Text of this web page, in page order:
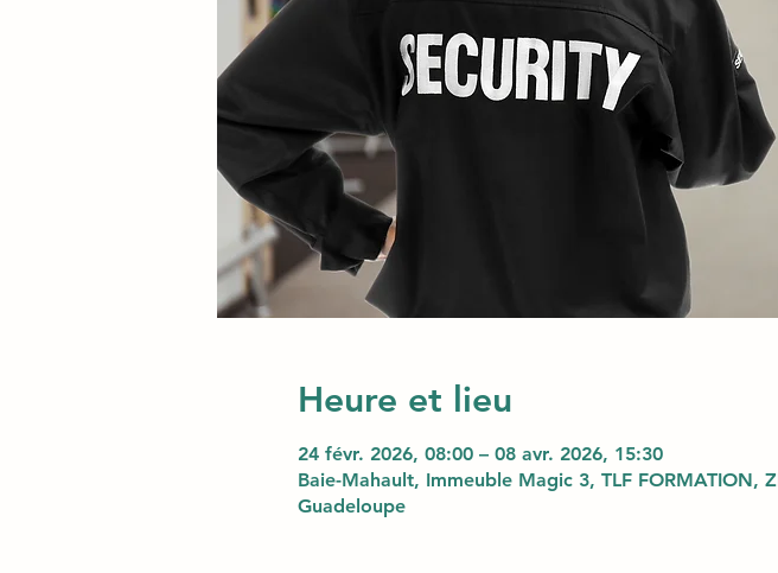
Heure et lieu
24 févr. 2026, 08:00 – 08 avr. 2026, 15:30
Baie-Mahault, Immeuble Magic 3, TLF FORMATION,
Guadeloupe